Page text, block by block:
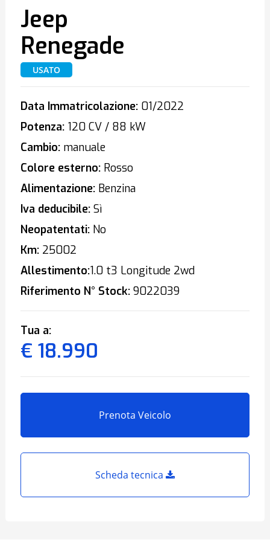
Jeep
Renegade
USATO
Data Immatricolazione:01/2022
Potenza:120 CV / 88 kW
Cambio:manuale
Colore esterno:Rosso
Alimentazione:Benzina
Iva deducibile:Sì
Neopatentati:No
Km:25002
Allestimento:1.0 t3 Longitude 2wd
Riferimento N° Stock:9022039
Tua a:
€ 18.990
Prenota Veicolo
Scheda tecnica